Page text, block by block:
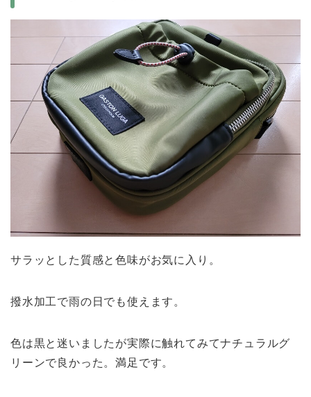
サラッとした質感と色味がお気に入り。
撥水加工で雨の日でも使えます。
色は黒と迷いましたが実際に触れてみてナチュラルグ
リーンで良かった。満足です。